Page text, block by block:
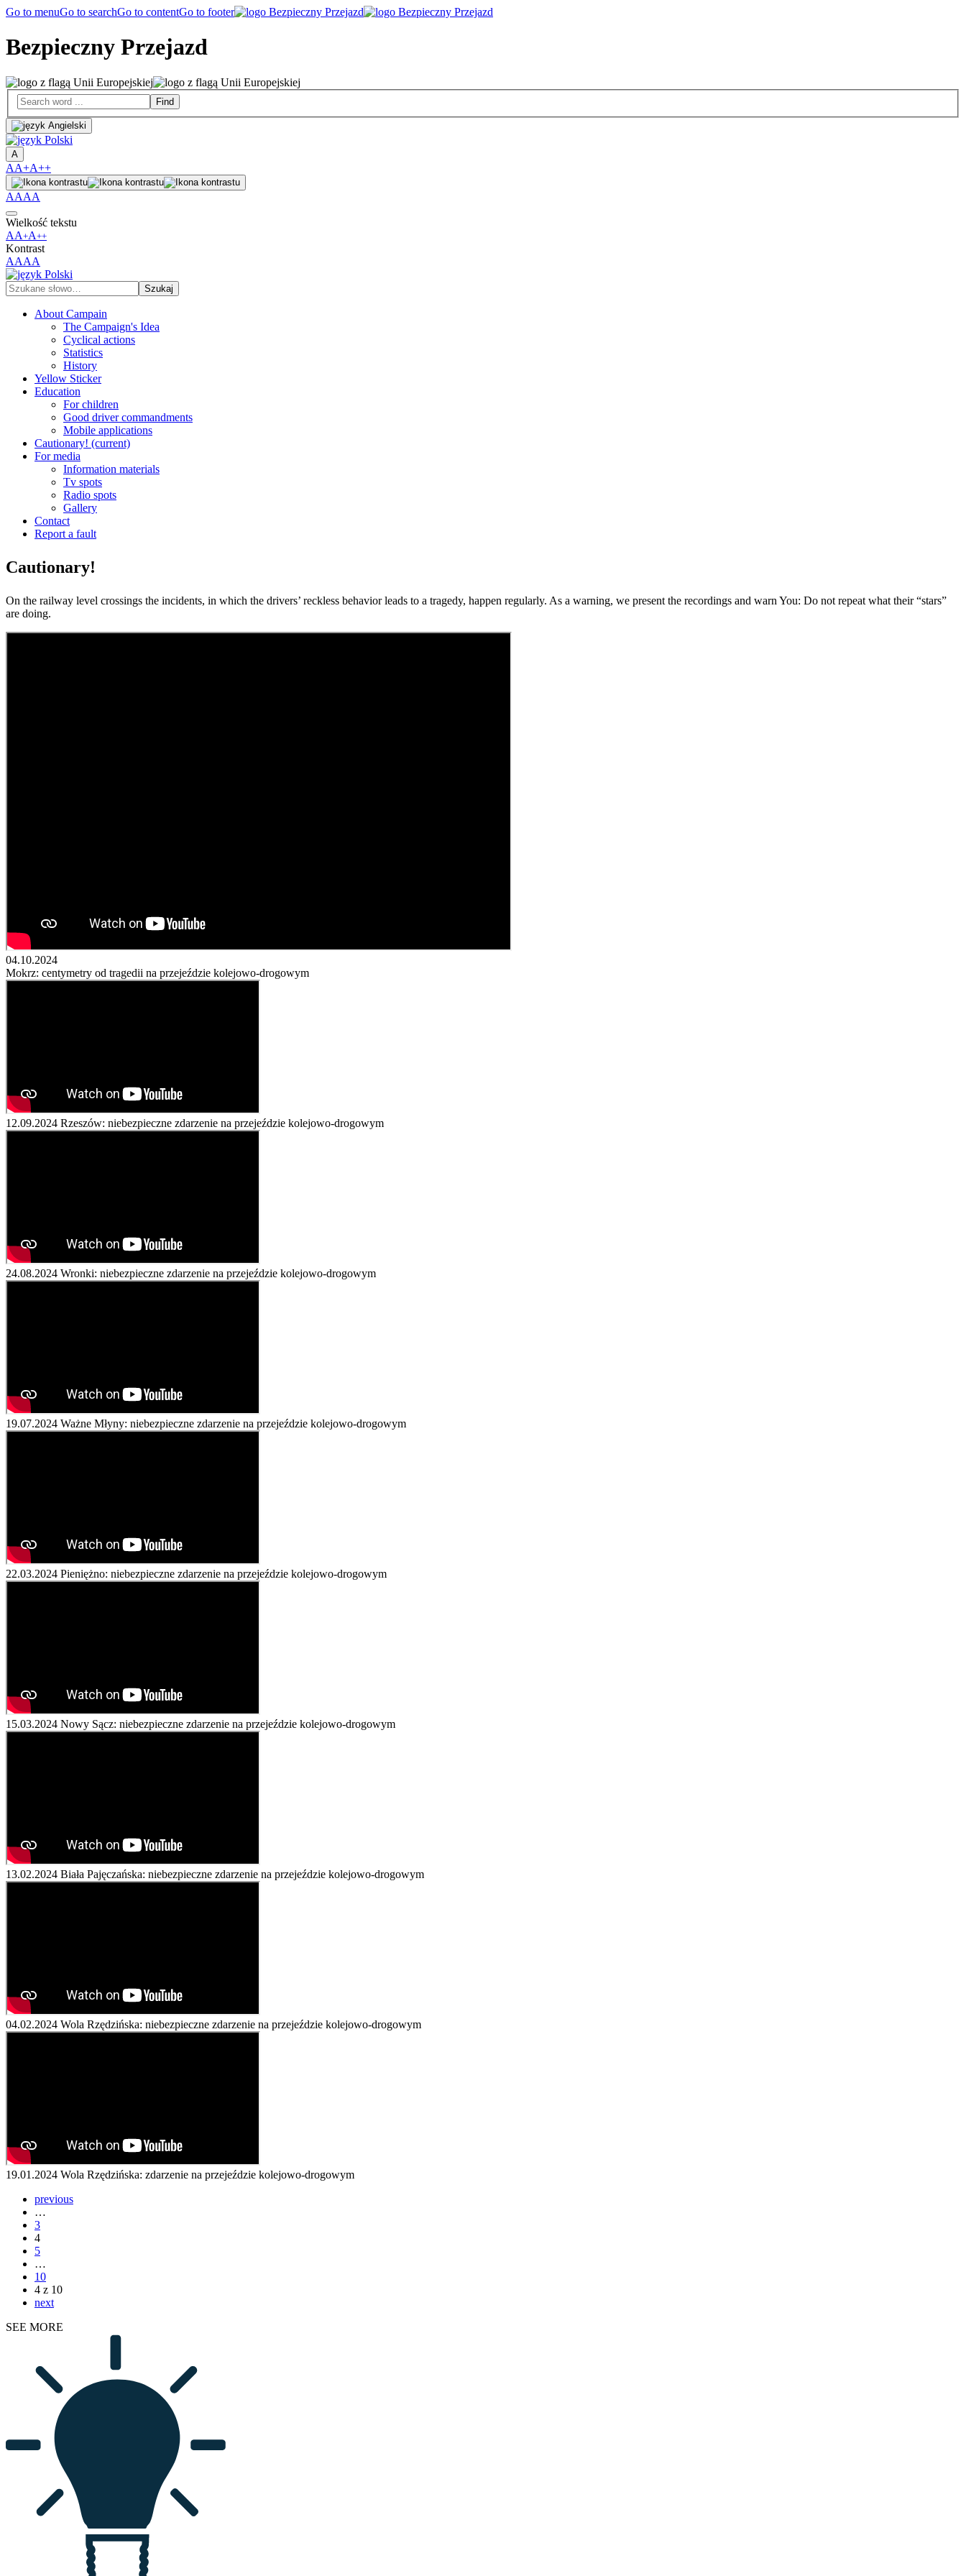
Go to menuGo to searchGo to contentGo to footer
Bezpieczny Przejazd
A
AA+A++
AAAA
Wielkość tekstu
AA+A++
Kontrast
AAAA
About Campain
The Campaign's Idea
Cyclical actions
Statistics
History
Yellow Sticker
Education
For children
Good driver commandments
Mobile applications
Cautionary! (current)
For media
Information materials
Tv spots
Radio spots
Gallery
Contact
Report a fault
Cautionary!
On the railway level crossings the incidents, in which the drivers’ reckless behavior leads to a tragedy, happen regularly. As a warning, we present the recordings and warn You: Do not repeat what their “stars”
are doing.
04.10.2024
Mokrz: centymetry od tragedii na przejeździe kolejowo-drogowym
12.09.2024 Rzeszów: niebezpieczne zdarzenie na przejeździe kolejowo-drogowym
24.08.2024 Wronki: niebezpieczne zdarzenie na przejeździe kolejowo-drogowym
19.07.2024 Ważne Młyny: niebezpieczne zdarzenie na przejeździe kolejowo-drogowym
22.03.2024 Pieniężno: niebezpieczne zdarzenie na przejeździe kolejowo-drogowym
15.03.2024 Nowy Sącz: niebezpieczne zdarzenie na przejeździe kolejowo-drogowym
13.02.2024 Biała Pajęczańska: niebezpieczne zdarzenie na przejeździe kolejowo-drogowym
04.02.2024 Wola Rzędzińska: niebezpieczne zdarzenie na przejeździe kolejowo-drogowym
19.01.2024 Wola Rzędzińska: zdarzenie na przejeździe kolejowo-drogowym
previous
…
3
4
5
…
10
4 z 10
next
SEE MORE